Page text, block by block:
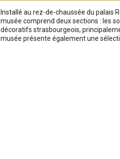
Installé au rez-de-chaussée du palais
musée comprend deux sections : les
décoratifs strasbourgeois,
musée présente également une